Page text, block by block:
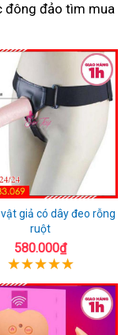
đông đảo tìm mua
giả có dây đeo rỗng
ruột
580.000₫